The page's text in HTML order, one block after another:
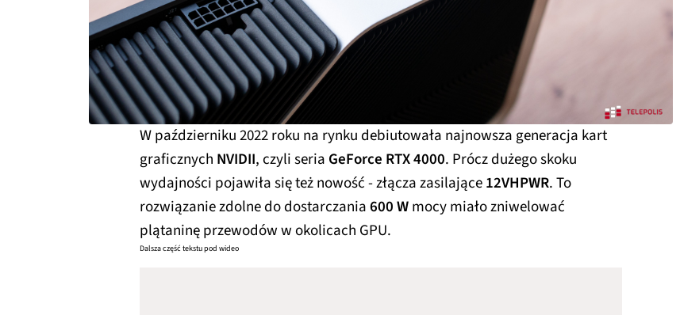
W październiku 2022 roku na rynku debiutowała najnowsza generacja kart
graficznych NVIDII, czyli seria GeForce RTX 4000. Prócz dużego skoku
wydajności pojawiła się też nowość - złącza zasilające12VHPWR. To
rozwiązanie zdolne do dostarczania600 Wmocy miało zniwelować
plątaninę przewodów w okolicach GPU.
Dalsza część tekstu pod wideo